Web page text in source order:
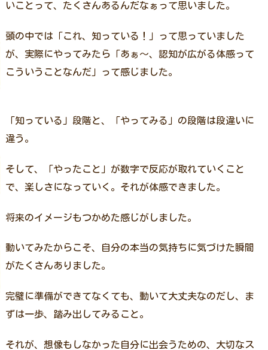
いことって、たくさんあるんだなぁって思いました。
頭の中では「これ、知っている！」って思っていました
が、実際にやってみたら「あぁ～、認知が広がる体感って
こういうことなんだ」って感じました。
「知っている」段階と、「やってみる」の段階は段違いに
違う。
そして、「やったこと」が数字で反応が取れていくこと
で、楽しさになっていく。それが体感できました。
将来のイメージもつかめた感じがしました。
動いてみたからこそ、自分の本当の気持ちに気づけた瞬間
がたくさんありました。
完璧に準備ができてなくても、動いて大丈夫なのだし、ま
ずは一歩、踏み出してみること。
それが、想像もしなかった自分に出会うための、大切なス